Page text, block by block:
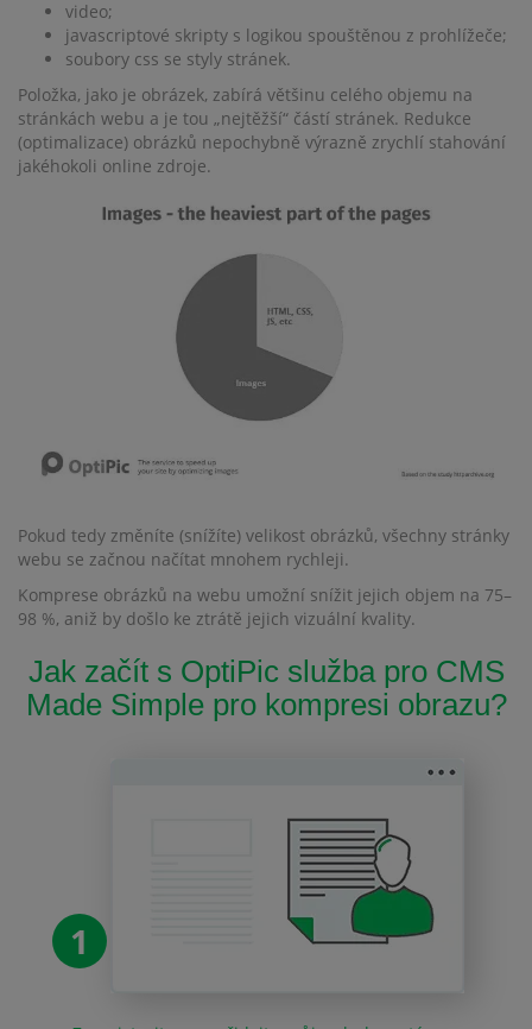
video;
javascriptové skripty s logikou spouštěnou z prohlížeče;
soubory css se styly stránek.
Položka, jako je obrázek, zabírá většinu celého objemu na
stránkách webu a je tou „nejtěžší“ částí stránek. Redukce
(optimalizace) obrázků nepochybně výrazně zrychlí stahování
jakéhokoli online zdroje.
Pokud tedy změníte (snížíte) velikost obrázků, všechny stránky
webu se začnou načítat mnohem rychleji.
Komprese obrázků na webu umožní snížit jejich objem na 75–
98 %, aniž by došlo ke ztrátě jejich vizuální kvality.
Jak začít s OptiPic služba pro CMS
Made Simple pro kompresi obrazu?
1